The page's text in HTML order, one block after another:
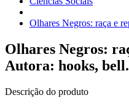
Olhares Negros: raça e
Olhares Negros:
Autora: hooks, bell.
Descrição do produto